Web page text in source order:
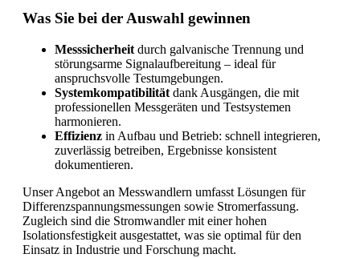
Was Sie bei der Auswahl gewinnen
Messsicherheit durch galvanische Trennung und
störungsarme Signalaufbereitung – ideal für
anspruchsvolle Testumgebungen.
Systemkompatibilität dank Ausgängen, die mit
professionellen Messgeräten und Testsystemen
harmonieren.
Effizienz in Aufbau und Betrieb: schnell integrieren,
zuverlässig betreiben, Ergebnisse konsistent
dokumentieren.
Unser Angebot an Messwandlern umfasst Lösungen für
Differenzspannungsmessungen sowie Stromerfassung.
Zugleich sind die Stromwandler mit einer hohen
Isolationsfestigkeit ausgestattet, was sie optimal für den
Einsatz in Industrie und Forschung macht.